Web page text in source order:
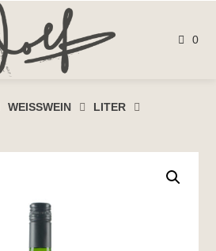
0
WEISSWEIN
LITER